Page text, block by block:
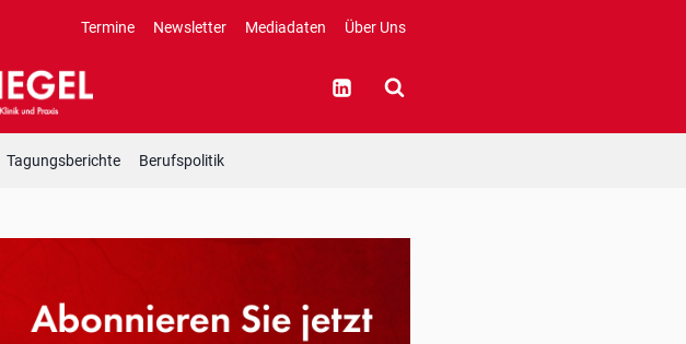
Termine Newsletter Mediadaten Über Uns
Tagungsberichte Berufspolitik